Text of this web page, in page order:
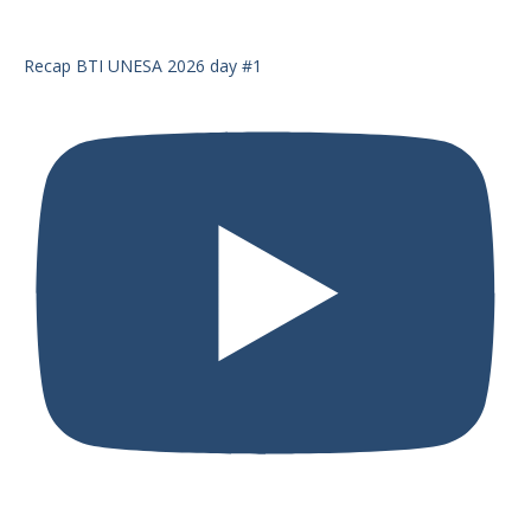
Recap BTI UNESA 2026 day #1